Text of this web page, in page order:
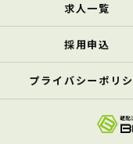
求人一覧
採用申込
プライバシーポリ